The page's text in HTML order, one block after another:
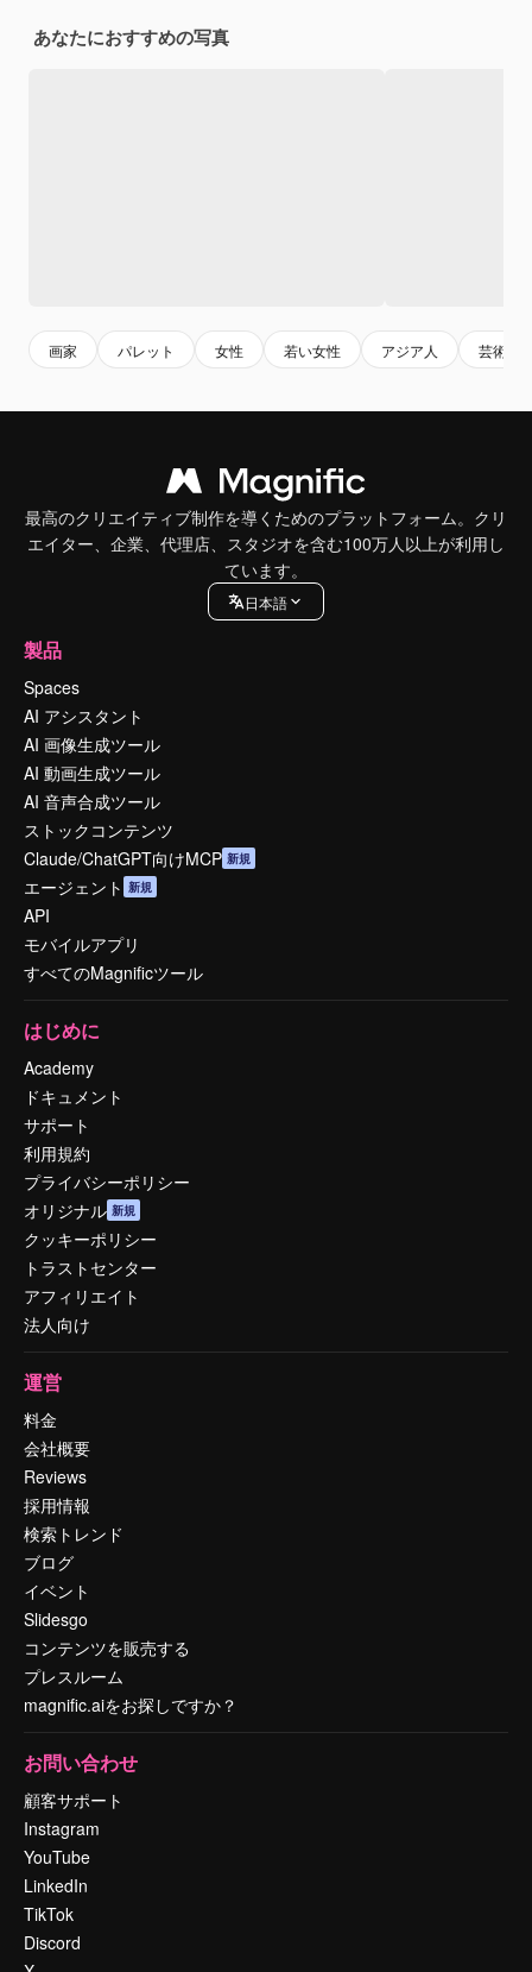
あなたにおすすめの写真
画家 パレット 女性 若い女性 アジア人 芸術
最高のクリエイティブ制作を導くためのプラットフォーム。クリ
エイター、企業、代理店、スタジオを含む100万人以上が利用し
ています。
日本語
製品
Spaces
AI アシスタント
AI 画像生成ツール
AI 動画生成ツール
AI 音声合成ツール
ストックコンテンツ
Claude/ChatGPT向けMCP 新規
エージェント 新規
API
モバイルアプリ
すべてのMagnificツール
はじめに
Academy
ドキュメント
サポート
利用規約
プライバシーポリシー
オリジナル 新規
クッキーポリシー
トラストセンター
アフィリエイト
法人向け
運営
料金
会社概要
Reviews
採用情報
検索トレンド
ブログ
イベント
Slidesgo
コンテンツを販売する
プレスルーム
magnific.aiをお探しですか？
お問い合わせ
顧客サポート
Instagram
YouTube
LinkedIn
TikTok
Discord